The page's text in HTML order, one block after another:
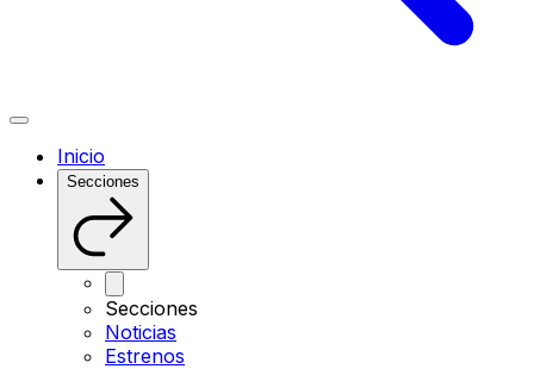
Inicio
Secciones
Secciones
Noticias
Estrenos